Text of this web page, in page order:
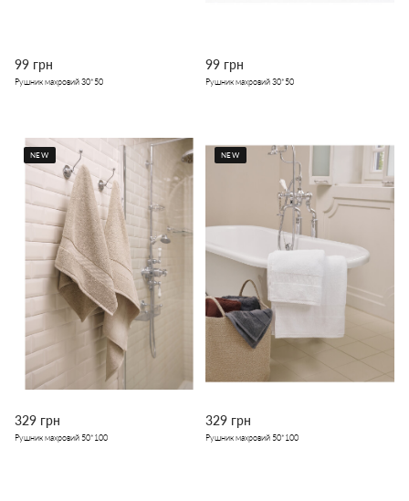
99 грн
Рушник махровий 30*50
99 грн
Рушник махровий 30*50
NEW
329 грн
Рушник махровий 50*100
NEW
329 грн
Рушник махровий 50*100